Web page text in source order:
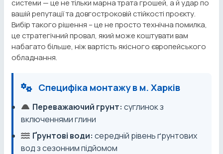
системи — це не тільки марна трата грошей, а й удар по
вашій репутації та довгостроковій стійкості проєкту.
Вибір такого рішення – це не просто технічна помилка,
це стратегічний провал, який може коштувати вам
набагато більше, ніж вартість якісного європейського
обладнання.
Специфіка монтажу в м. Харків
Переважаючий грунт: суглинок з
включеннями глини
Ґрунтові води: середній рівень ґрунтових
вод з сезонним підйомом